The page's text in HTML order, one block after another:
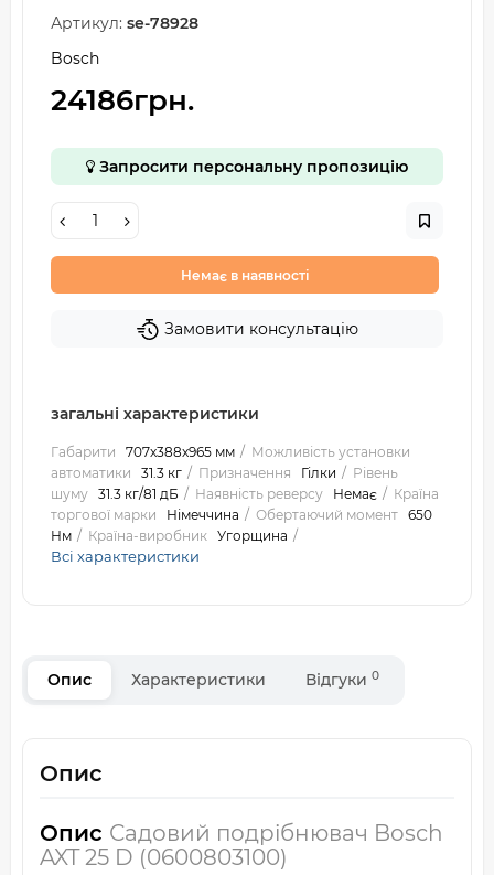
Артикул: se-78928
Bosch
24186грн.
Запросити персональну пропозицію
Немає в наявності
Замовити консультацію
загальні характеристики
Габарити 707x388x965 мм
Можливість установки
автоматики
31.3 кг Призначення Гілки
Рівень
шуму 31.3 кг/81 дБ Наявність реверсу Немає
Країна
торгової марки
Німеччина Обертаючий момент 650
Нм
Країна-виробник Угорщина
Всі характеристики
Опис Характеристики Відгуки 0
Опис
Опис Садовий подрібнювач Bosch
AXT 25 D (0600803100)